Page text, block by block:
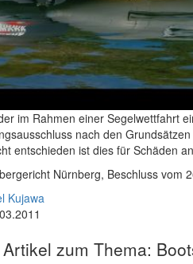
im Rahmen einer Segelwettfahrt
nach den
entschieden ist dies für Schäden
Nürnberg, Beschluss vom
Kujawa
zum Thema: